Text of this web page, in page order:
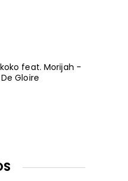
feat. Morijah -
Gloire